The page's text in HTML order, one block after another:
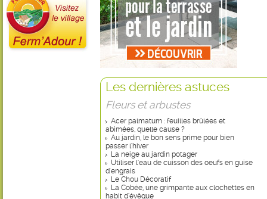
Les dernières astuces
Fleurs et arbustes
Acer palmatum : feuilles brûlées et
abimées, quelle cause ?
Au jardin, le bon sens prime pour bien
passer l’hiver
La neige au jardin potager
Utiliser l'eau de cuisson des oeufs en guise
d'engrais
Le Chou Décoratif
La Cobée, une grimpante aux clochettes en
habit d’évêque